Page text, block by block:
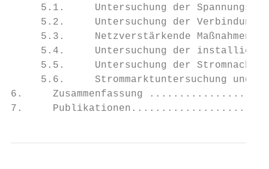
5.1.     Untersuchung der
5.2.     Untersuchung der
5.3.     Netzverstärkende Maßnahmen
5.4.     Untersuchung der
5.5.     Untersuchung der
5.6.     Strommarktuntersuchung und
6.     Zusammenfassung
7.